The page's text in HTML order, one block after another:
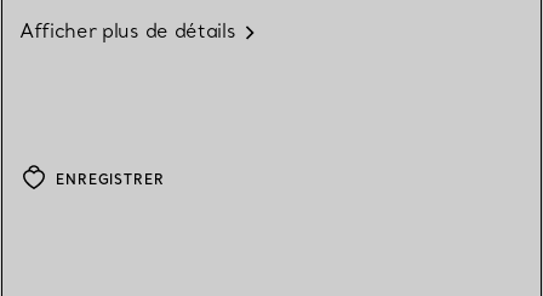
Afficher plus de détails
ENREGISTRER